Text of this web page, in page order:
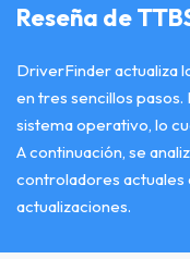
Reseña de
DriverFinder actualiza
en tres sencillos
sistema operativo, lo
A continuación, se
controladores actuales
actualizaciones.